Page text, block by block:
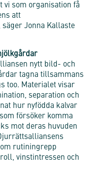
som organisation få
att
Jonna Kallaste
nytt bild- och
tagna tillsammans
too. Materialet visar
separation och
hur nyfödda kalvar
försöker komma
mot deras huvuden
rutiningrepp
vinstintressen och